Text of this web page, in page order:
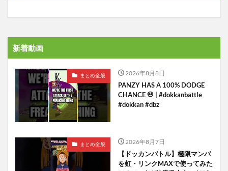
新着動画
まとめ全般 2026年8月8日
PANZY HAS A 100% DODGE
CHANCE 💀 | #dokkanbattle
#dokkan #dbz
まとめ全般 2026年8月7日
【ドッカンバトル】極限マンバ
を虹・リンクMAXで使ってみた